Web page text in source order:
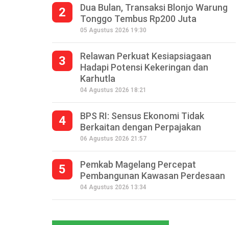
2
Dua Bulan, Transaksi Blonjo Warung
Tonggo Tembus Rp200 Juta
05 Agustus 2026 19:30
3
Relawan Perkuat Kesiapsiagaan
Hadapi Potensi Kekeringan dan
Karhutla
04 Agustus 2026 18:21
4
BPS RI: Sensus Ekonomi Tidak
Berkaitan dengan Perpajakan
06 Agustus 2026 21:57
5
Pemkab Magelang Percepat
Pembangunan Kawasan Perdesaan
04 Agustus 2026 13:34